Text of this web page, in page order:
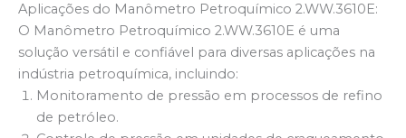
Aplicações do Manômetro Petroquímico 2.WW.3610E:
O Manômetro Petroquímico 2.WW.3610E é uma
solução versátil e confiável para diversas aplicações na
indústria petroquímica, incluindo:
Monitoramento de pressão em processos de refino
de petróleo.